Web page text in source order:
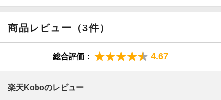
満たす存在であることに気づいてしまう。
酔った黎司を介抱したことをきっかけに、二人は一線を越えるこ
その夜、理月は黎司が半獣人であることを知る。
商品レビュー（3件）
総合評価： 4.67
楽天Koboのレビュー